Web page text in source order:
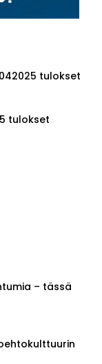
tulokset
tulokset
– tässä